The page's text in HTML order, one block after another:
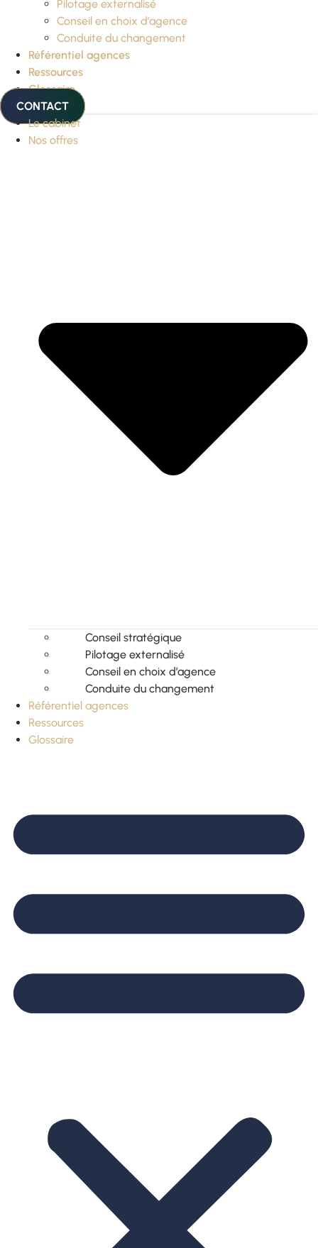
Pilotage externalisé
Conseil en choix d’agence
Conduite du changement
Référentiel agences
Ressources
Glossaire
CONTACT
Le cabinet
Nos offres
Conseil stratégique
Pilotage externalisé
Conseil en choix d’agence
Conduite du changement
Référentiel agences
Ressources
Glossaire